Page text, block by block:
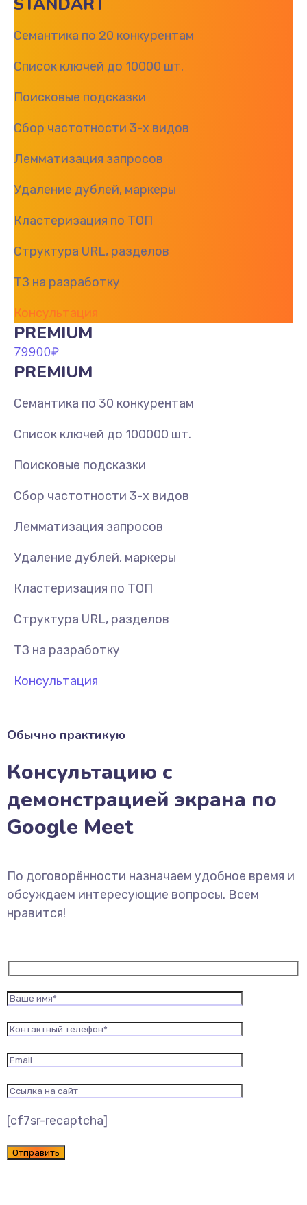
STANDART
Семантика по 20 конкурентам
Список ключей до 10000 шт.
Поисковые подсказки
Сбор частотности 3-х видов
Лемматизация запросов
Удаление дублей, маркеры
Кластеризация по ТОП
Структура URL, разделов
ТЗ на разработку
Консультация
PREMIUM
79900₽
PREMIUM
Семантика по 30 конкурентам
Список ключей до 100000 шт.
Поисковые подсказки
Сбор частотности 3-х видов
Лемматизация запросов
Удаление дублей, маркеры
Кластеризация по ТОП
Структура URL, разделов
ТЗ на разработку
Консультация
Обычно практикую
Консультацию с
демонстрацией экрана по
Google Meet
По договорённости назначаем удобное время и
обсуждаем интересующие вопросы. Всем
нравится!
[cf7sr-recaptcha]